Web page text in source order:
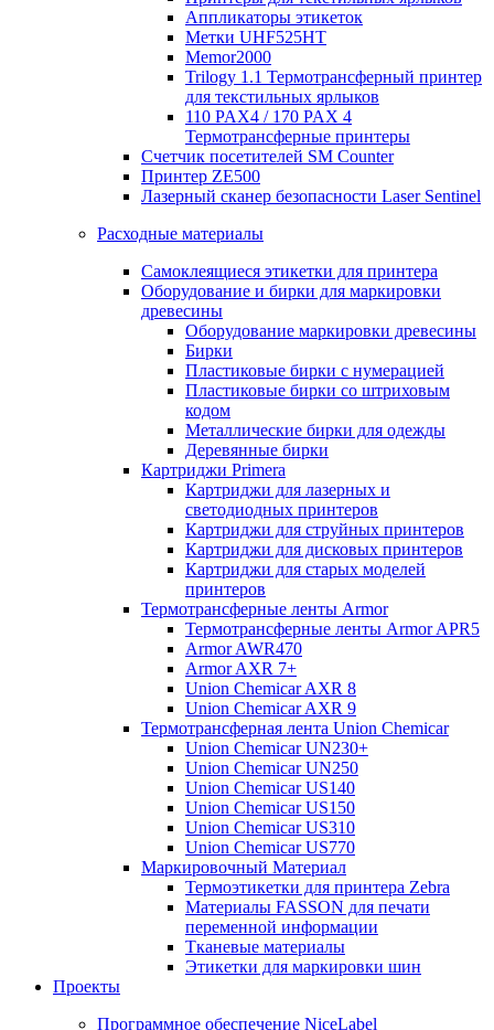
Аппликаторы этикеток
Метки UHF525HT
Memor2000
Trilogy 1.1 Термотрансферный принтер
для текстильных ярлыков
110 PAX4 / 170 PAX 4
Термотрансферные принтеры
Счетчик посетителей SM Counter
Принтер ZE500
Лазерный сканер безопасности Laser Sentinel
Расходные материалы
Самоклеящиеся этикетки для принтера
Оборудование и бирки для маркировки
древесины
Оборудование маркировки древесины
Бирки
Пластиковые бирки с нумерацией
Пластиковые бирки со штриховым
кодом
Металлические бирки для одежды
Деревянные бирки
Картриджи Primera
Картриджи для лазерных и
светодиодных принтеров
Картриджи для струйных принтеров
Картриджи для дисковых принтеров
Картриджи для старых моделей
принтеров
Термотрансферные ленты Armor
Термотрансферные ленты Armor APR5
Armor AWR470
Armor AXR 7+
Union Chemicar AXR 8
Union Chemicar AXR 9
Термотрансферная лента Union Chemicar
Union Chemicar UN230+
Union Chemicar UN250
Union Chemicar US140
Union Chemicar US150
Union Chemicar US310
Union Chemicar US770
Маркировочный Материал
Термоэтикетки для принтера Zebra
Материалы FASSON для печати
переменной информации
Тканевые материалы
Этикетки для маркировки шин
Проекты
Программное обеспечение NiceLabel